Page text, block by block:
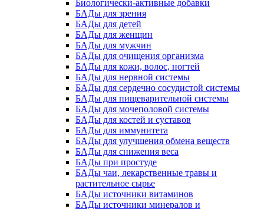
Биологически-активные добавки
БАДы для зрения
БАДы для детей
БАДы для женщин
БАДы для мужчин
БАДы для очищения организма
БАДы для кожи, волос, ногтей
БАДы для нервной системы
БАДы для сердечно сосудистой системы
БАДы для пищеварительной системы
БАДы для мочеполовой системы
БАДы для костей и суставов
БАДы для иммунитета
БАДы для улучшения обмена веществ
БАДы для снижения веса
БАДы при простуде
БАДы чаи, лекарственные травы и
растительное сырье
БАДы источники витаминов
БАДы источники минералов и